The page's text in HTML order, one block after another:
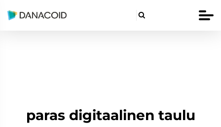

paras digitaalinen taulu